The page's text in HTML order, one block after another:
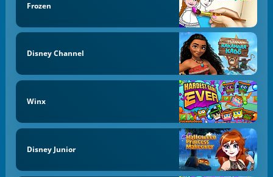
Frozen
Disney Channel
Winx
Disney Junior